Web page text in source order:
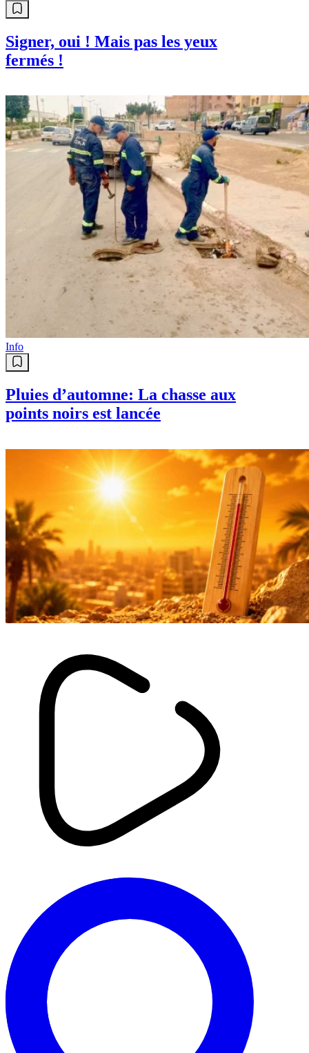
Signer, oui ! Mais pas les yeux
fermés !
Info
Pluies d’automne: La chasse aux
points noirs est lancée